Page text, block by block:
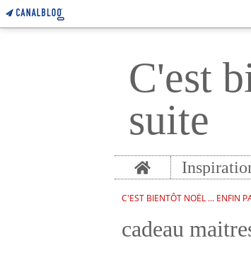
C'est
suite
Home
C'EST BIENTÔT NOËL ... ENFIN
cadeau